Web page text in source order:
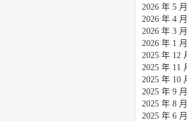
2026 年 5 月
2026 年 4 月
2026 年 3 月
2026 年 1 月
2025 年 12
2025 年 11
2025 年 10
2025 年 9 月
2025 年 8 月
2025 年 6 月